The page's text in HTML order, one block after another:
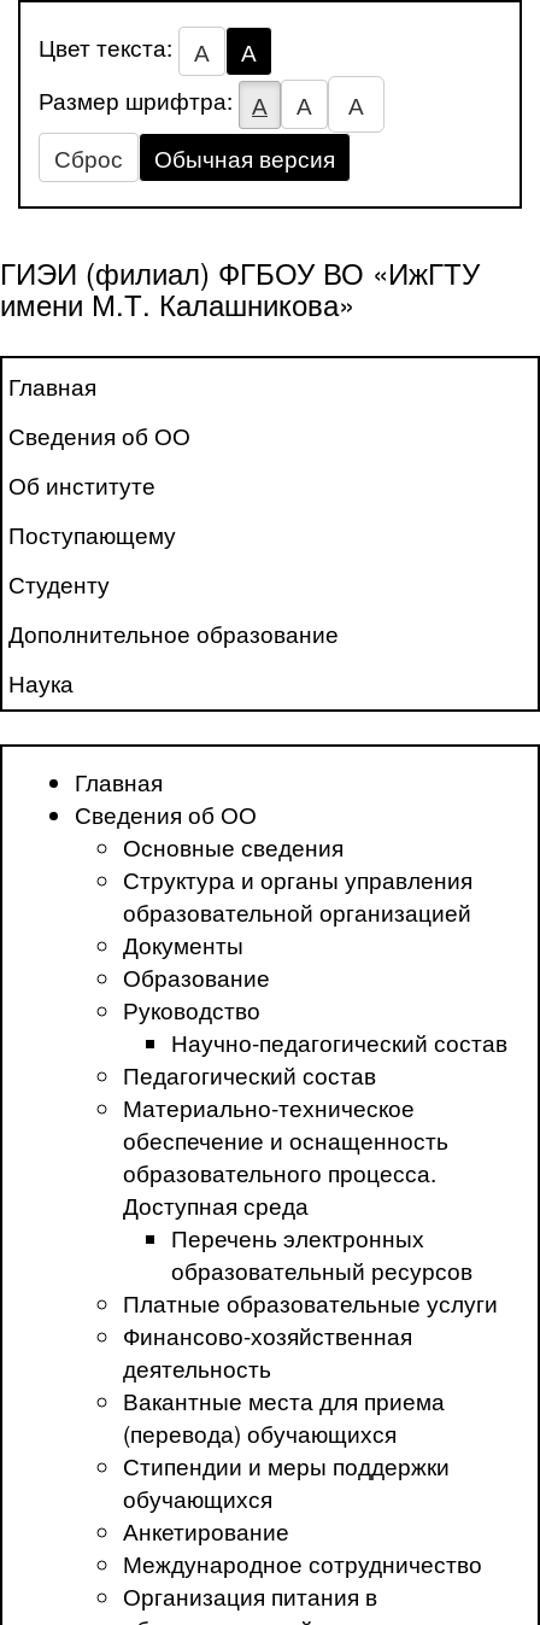
Цвет текста: А
А
Размер шрифтра:
А А
А
Сброс
Обычная версия
ГИЭИ (филиал) ФГБОУ ВО «ИжГТУ
имени М.Т. Калашникова»
Главная
Сведения об ОО
Об институте
Поступающему
Студенту
Дополнительное образование
Наука
Главная
Сведения об ОО
Основные сведения
Структура и органы управления
образовательной организацией
Документы
Образование
Руководство
Научно-педагогический состав
Педагогический состав
Материально-техническое
обеспечение и оснащенность
образовательного процесса.
Доступная среда
Перечень электронных
образовательный ресурсов
Платные образовательные услуги
Финансово-хозяйственная
деятельность
Вакантные места для приема
(перевода) обучающихся
Стипендии и меры поддержки
обучающихся
Анкетирование
Международное сотрудничество
Организация питания в